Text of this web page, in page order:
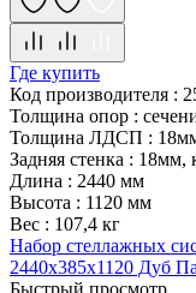
Где купить
Код производителя :
Толщина опор :
Толщина ЛДСП :
Задняя стенка : 18мм,
Длина : 2440 мм
Высота : 1120 мм
Вес : 107,4 кг
Набор стеллажных
2440x385x1120 Дуб
Быстрый просмотр